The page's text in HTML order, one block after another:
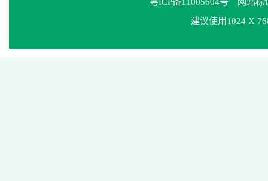
建议使用1024 X